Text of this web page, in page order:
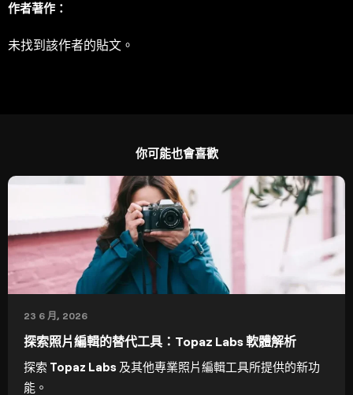
作者著作：
未找到該作者的貼文。
你可能也會喜歡
23 6 月, 2026
探索照片編輯的替代工具：Topaz Labs 軟體解析
探索 Topaz Labs 及其他專業照片編輯工具所提供的新功
能。